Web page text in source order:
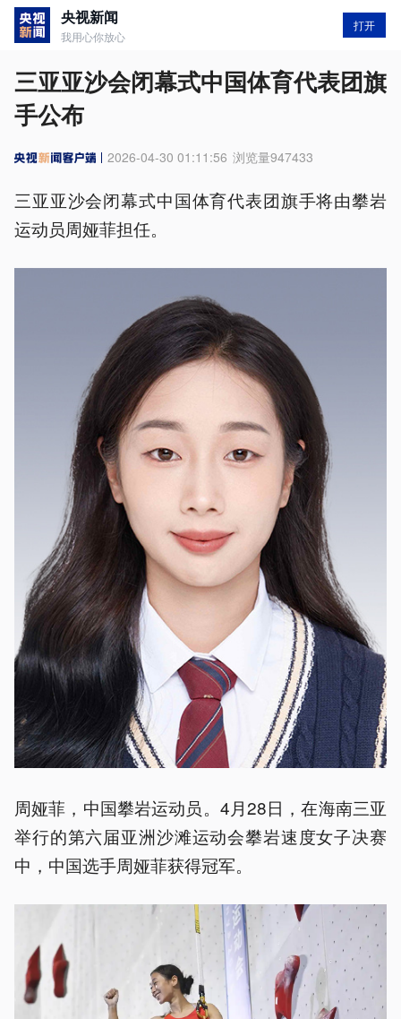
央视新闻
我用心你放心
打开
三亚亚沙会闭幕式中国体育代表团旗
手公布
2026-04-30 01:11:56 浏览量947433
三亚亚沙会闭幕式中国体育代表团旗手将由攀岩
运动员周娅菲担任。
周娅菲，中国攀岩运动员。4月28日，在海南三亚
举行的第六届亚洲沙滩运动会攀岩速度女子决赛
中，中国选手周娅菲获得冠军。